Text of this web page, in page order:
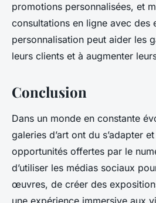
promotions personnalisées, et
consultations en ligne avec des
personnalisation peut aider les
leurs clients et à augmenter
Conclusion
Dans un monde en constante
galeries d’art ont du s’adapter
opportunités offertes par le
d’utiliser les médias sociaux
œuvres, de créer des